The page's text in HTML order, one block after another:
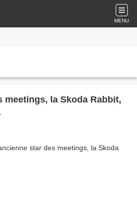
MENU
meetings, la Skoda Rabbit,